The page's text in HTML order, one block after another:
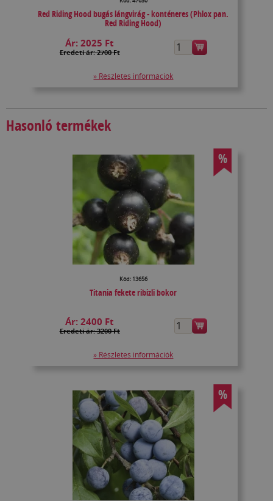
Red Riding Hood bugás lángvirág - konténeres (Phlox pan.
Red Riding Hood)
Ár:2025 Ft
Eredeti ár: 2700 Ft
» Részletes információk
Hasonló termékek
%
Kód: 13656
Titania fekete ribizli bokor
Ár:2400 Ft
Eredeti ár: 3200 Ft
» Részletes információk
%